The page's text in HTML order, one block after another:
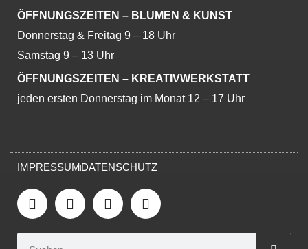
ÖFFNUNGSZEITEN – BLUMEN & KUNST
Donnerstag & Freitag 9 – 18 Uhr
Samstag 9 – 13 Uhr
ÖFFNUNGSZEITEN – KREATIVWERKSTATT
jeden ersten Donnerstag im Monat 12 – 17 Uhr
IMPRESSUMDATENSCHUTZ